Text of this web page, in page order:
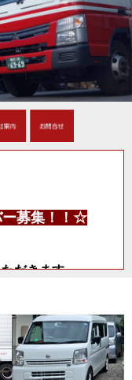
ー募集！！☆
だきます。
すので